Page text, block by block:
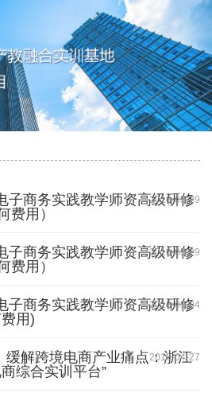
子商务实践教学师资高级研修
费用）
2018-05-29
子商务实践教学师资高级研修
费用）
2018-05-29
子商务实践教学师资高级研修
用)
2018-05-04
缓解跨境电商产业痛点：浙江
综合实训平台”
2018-04-27